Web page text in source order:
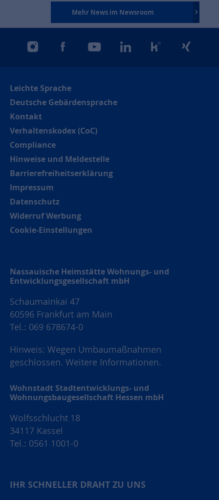
Mehr News im Newsroom
instagramfacebookyoutubelinkedinkununuxing
Leichte Sprache
Deutsche Gebärdensprache
Kontakt
Verhaltenskodex (CoC)
Compliance
Hinweise und Meldestelle
Barrierefreiheitserklärung
Impressum
Datenschutz
Widerruf Werbung
Cookie-Einstellungen
Nassauische Heimstätte Wohnungs- und
Entwicklungsgesellschaft mbH
Schaumainkai 47
60596 Frankfurt am Main
Tel.: 069 678674-0
Hinweis: Wegen Umbaumaßnahmen
geschlossen. Weitere Informationen.
Wohnstadt Stadtentwicklungs- und
Wohnungsbaugesellschaft Hessen mbH
Wolfsschlucht 18
34117 Kassel
Tel.: 0561 1001-0
IHR SCHNELLER DRAHT ZU UNS